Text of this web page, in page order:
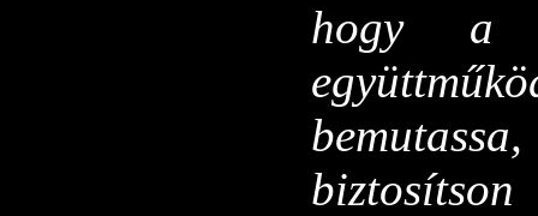
hogy a